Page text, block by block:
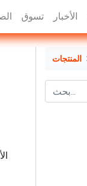
تسوق الأخبار
المنتجات